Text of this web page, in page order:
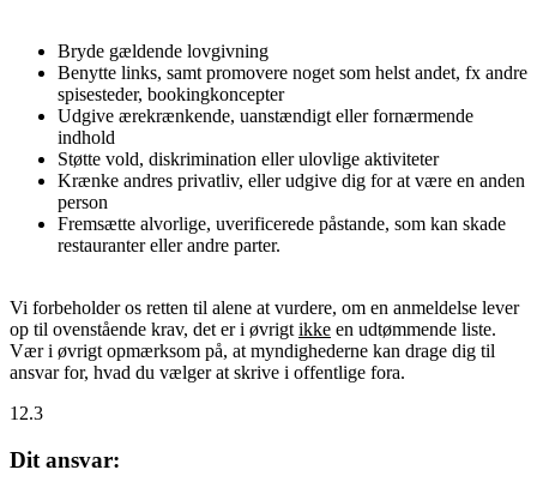
Bryde gældende lovgivning
Benytte links, samt promovere noget som helst andet, fx andre
spisesteder, bookingkoncepter
Udgive ærekrænkende, uanstændigt eller fornærmende
indhold
Støtte vold, diskrimination eller ulovlige aktiviteter
Krænke andres privatliv, eller udgive dig for at være en anden
person
Fremsætte alvorlige, uverificerede påstande, som kan skade
restauranter eller andre parter.
Vi forbeholder os retten til alene at vurdere, om en anmeldelse lever
op til ovenstående krav, det er i øvrigt ikke en udtømmende liste.
Vær i øvrigt opmærksom på, at myndighederne kan drage dig til
ansvar for, hvad du vælger at skrive i offentlige fora.
12.3
Dit ansvar: